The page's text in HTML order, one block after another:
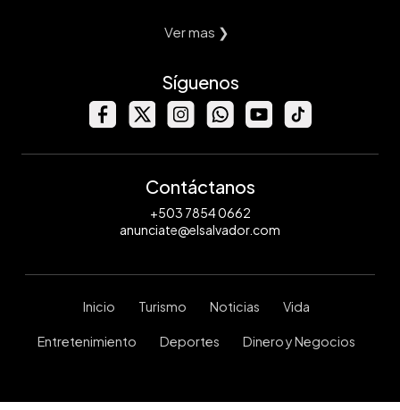
Ver mas ❯
Síguenos
Contáctanos
+503 7854 0662
anunciate@elsalvador.com
Inicio Turismo Noticias Vida
Entretenimiento Deportes Dinero y Negocios